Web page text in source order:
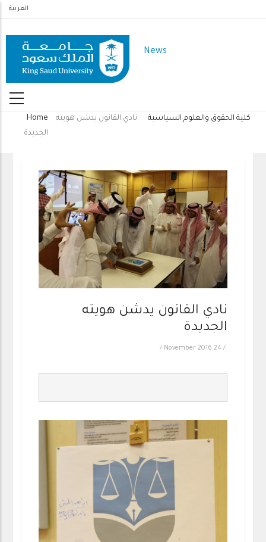
Skip
main
content
العربية
News
Breadcrumb
Home كلية الحقوق والعلوم السياسية
نادي القانون يدشن هويته
الجديدة
نادي القانون يدشن هويته
الجديدة
/
24 November 2016
/